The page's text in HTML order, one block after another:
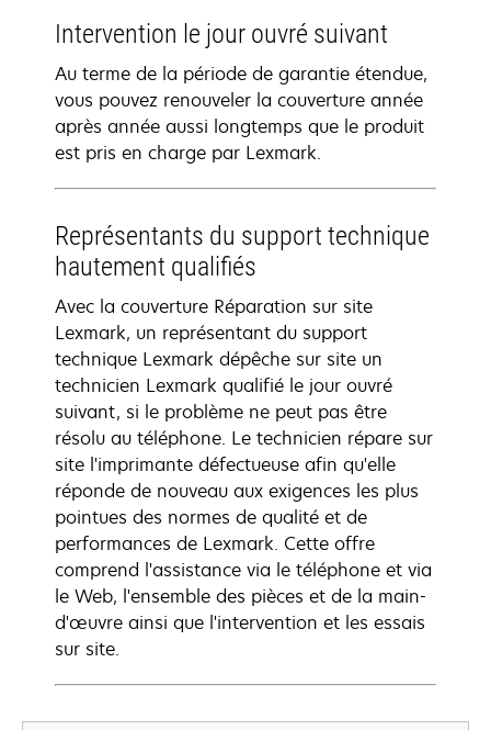
Intervention le jour ouvré suivant
Au terme de la période de garantie étendue,
vous pouvez renouveler la couverture année
après année aussi longtemps que le produit
est pris en charge par Lexmark.
Représentants du support technique
hautement qualifiés
Avec la couverture Réparation sur site
Lexmark, un représentant du support
technique Lexmark dépêche sur site un
technicien Lexmark qualifié le jour ouvré
suivant, si le problème ne peut pas être
résolu au téléphone. Le technicien répare sur
site l'imprimante défectueuse afin qu'elle
réponde de nouveau aux exigences les plus
pointues des normes de qualité et de
performances de Lexmark. Cette offre
comprend l'assistance via le téléphone et via
le Web, l'ensemble des pièces et de la main-
d'œuvre ainsi que l'intervention et les essais
sur site.